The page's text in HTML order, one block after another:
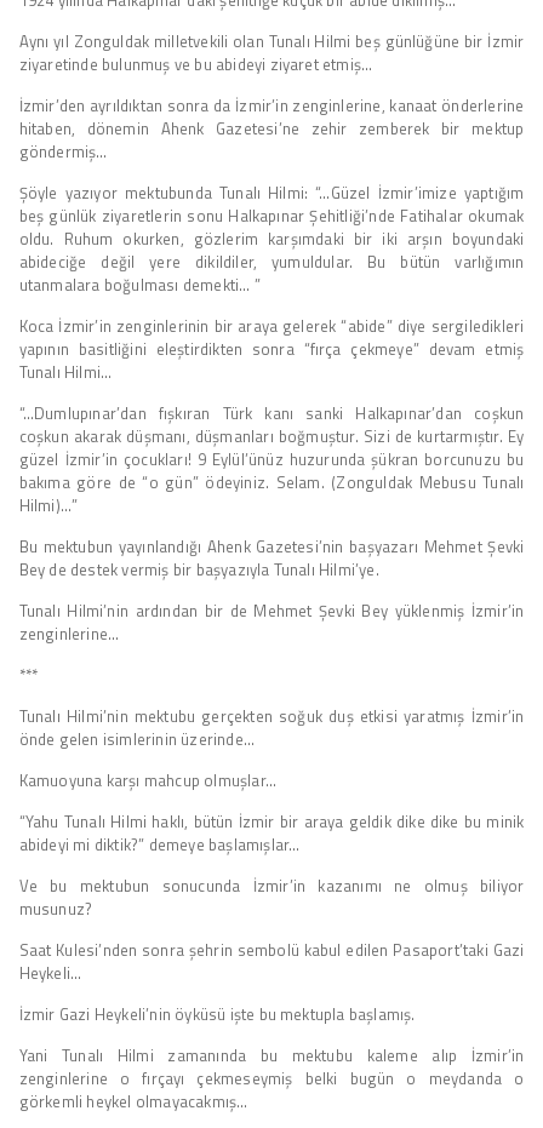
Aynı yıl Zonguldak milletvekili olan Tunalı Hilmi beş günlüğüne bir İzmir
ziyaretinde bulunmuş ve bu abideyi ziyaret etmiş…
İzmir’den ayrıldıktan sonra da İzmir’in zenginlerine, kanaat önderlerine
hitaben, dönemin Ahenk Gazetesi’ne zehir zemberek bir mektup
göndermiş…
Şöyle yazıyor mektubunda Tunalı Hilmi: “…Güzel İzmir’imize yaptığım
beş günlük ziyaretlerin sonu Halkapınar Şehitliği’nde Fatihalar okumak
oldu. Ruhum okurken, gözlerim karşımdaki bir iki arşın boyundaki
abideciğe değil yere dikildiler, yumuldular. Bu bütün varlığımın
utanmalara boğulması demekti… ”
Koca İzmir’in zenginlerinin bir araya gelerek “abide” diye sergiledikleri
yapının basitliğini eleştirdikten sonra “fırça çekmeye” devam etmiş
Tunalı Hilmi…
“…Dumlupınar’dan fışkıran Türk kanı sanki Halkapınar’dan coşkun
coşkun akarak düşmanı, düşmanları boğmuştur. Sizi de kurtarmıştır. Ey
güzel İzmir’in çocukları! 9 Eylül’ünüz huzurunda şükran borcunuzu bu
bakıma göre de “o gün” ödeyiniz. Selam. (Zonguldak Mebusu Tunalı
Hilmi)…”
Bu mektubun yayınlandığı Ahenk Gazetesi’nin başyazarı Mehmet Şevki
Bey de destek vermiş bir başyazıyla Tunalı Hilmi’ye.
Tunalı Hilmi’nin ardından bir de Mehmet Şevki Bey yüklenmiş İzmir’in
zenginlerine…
***
Tunalı Hilmi’nin mektubu gerçekten soğuk duş etkisi yaratmış İzmir’in
önde gelen isimlerinin üzerinde…
Kamuoyuna karşı mahcup olmuşlar…
“Yahu Tunalı Hilmi haklı, bütün İzmir bir araya geldik dike dike bu minik
abideyi mi diktik?” demeye başlamışlar…
Ve bu mektubun sonucunda İzmir’in kazanımı ne olmuş biliyor
musunuz?
Saat Kulesi’nden sonra şehrin sembolü kabul edilen Pasaport’taki Gazi
Heykeli…
İzmir Gazi Heykeli’nin öyküsü işte bu mektupla başlamış.
Yani Tunalı Hilmi zamanında bu mektubu kaleme alıp İzmir’in
zenginlerine o fırçayı çekmeseymiş belki bugün o meydanda o
görkemli heykel olmayacakmış…